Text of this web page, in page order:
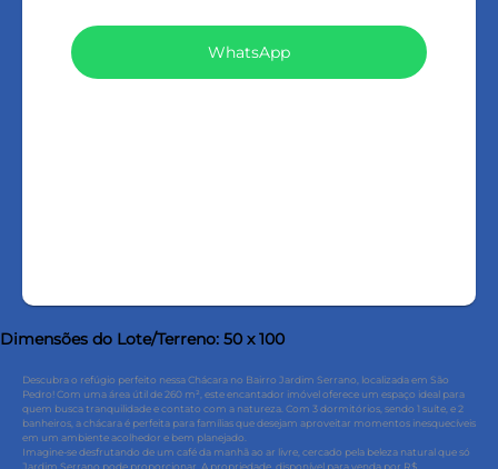
WhatsApp
Dimensões do Lote/Terreno: 50 x 100
Descubra o refúgio perfeito nessa Chácara no Bairro Jardim Serrano, localizada em São
Pedro! Com uma área útil de 260 m², este encantador imóvel oferece um espaço ideal para
quem busca tranquilidade e contato com a natureza. Com 3 dormitórios, sendo 1 suíte, e 2
banheiros, a chácara é perfeita para famílias que desejam aproveitar momentos inesquecíveis
em um ambiente acolhedor e bem planejado.
Imagine-se desfrutando de um café da manhã ao ar livre, cercado pela beleza natural que só
Jardim Serrano pode proporcionar. A propriedade, disponível para venda por R$